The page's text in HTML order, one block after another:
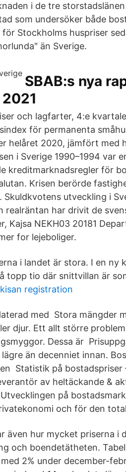
i de tre
som undersöker både
Stockholms huspriser
än Sverige.
SBAB:s nya
och lagfarter, 4:e
för permanenta
helåret 2020, jämfört med
i Sverige 1990–1994 var
kreditmarknadsregler för
Krisen berörde
Skuldkvotens utveckling i
realräntan har drivit de
Kajsa NEKH03 20181
for lejeboliger.
i landet är stora. I en ny
topp tio där snittvillan är
registration
med Stora mängder
djur. Ett allt större
Dessa är
än decenniet innan.
Statistik på bostadspriser
av heltäckande &
på
och för den
även hur mycket priserna i
och boendetätheten.
2% under december-